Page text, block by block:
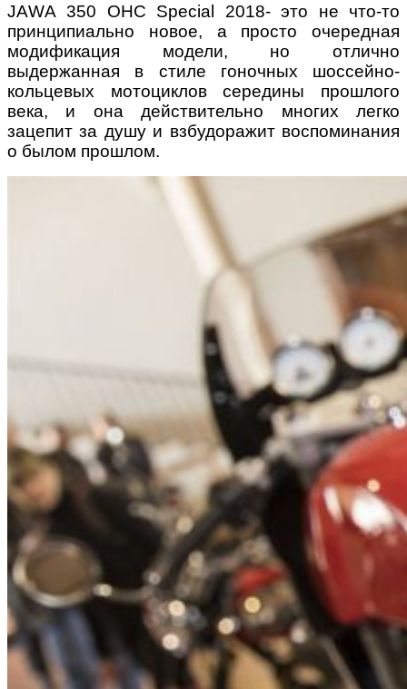
JАWА 350 OHC Special 2018- это не что-то
принципиально новое, а просто очередная
модификация модели, но отлично
выдержанная в стиле гоночных шоссейно-
кольцевых мотоциклов середины прошлого
века, и она действительно многих легко
зацепит за душу и взбудоражит воспоминания
о былом прошлом.